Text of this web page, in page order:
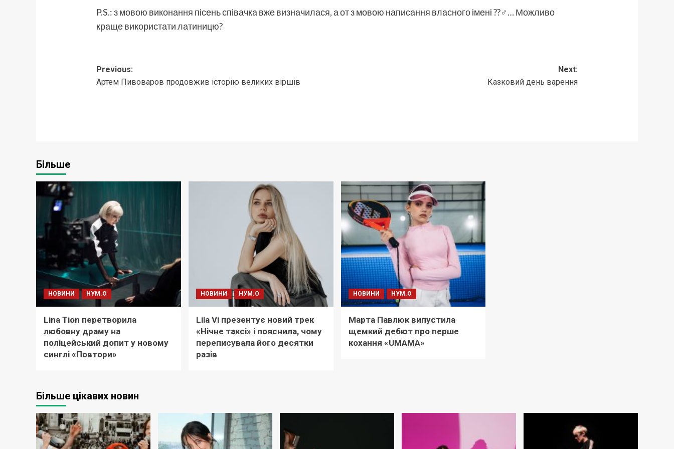
P.S.: з мовою виконання пісень співачка вже визначилася, а от з мовою написання власного імені ??‍♂️… Можливо
краще використати латиницю?
Post
navigation
Previous:
Артем Пивоваров продовжив історію великих віршів
Next:
Казковий день варення
Більше
НОВИНИ НУМ.О
Lina Tion перетворила
любовну драму на
поліцейський допит у новому
синглі «Повтори»
НОВИНИ НУМ.О
Lila Vi презентує новий трек
«Нічне таксі» і пояснила, чому
переписувала його десятки
разів
НОВИНИ НУМ.О
Марта Павлюк випустила
щемкий дебют про перше
кохання «UМАМА»
Більше цікавих новин